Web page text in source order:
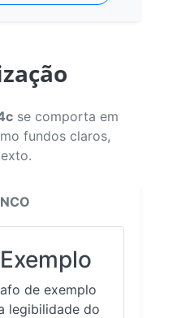
se comporta em
fundos claros,
de exemplo
legibilidade do